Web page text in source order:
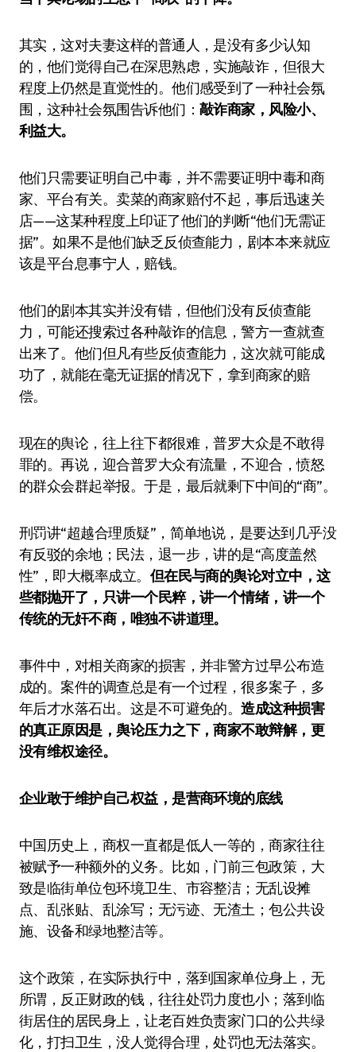
其实，这对夫妻这样的普通人，是没有多少认知
的，他们觉得自己在深思熟虑，实施敲诈，但很大
程度上仍然是直觉性的。他们感受到了一种社会氛
围，这种社会氛围告诉他们： 敲诈商家，风险小、
利益大。
他们只需要证明自己中毒，并不需要证明中毒和商
家、平台有关。卖菜的商家赔付不起，事后迅速关
店——这某种程度上印证了他们的判断“他们无需证
据”。如果不是他们缺乏反侦查能力，剧本本来就应
该是平台息事宁人，赔钱。
他们的剧本其实并没有错，但他们没有反侦查能
力，可能还搜索过各种敲诈的信息，警方一查就查
出来了。他们但凡有些反侦查能力，这次就可能成
功了，就能在毫无证据的情况下，拿到商家的赔
偿。
现在的舆论，往上往下都很难，普罗大众是不敢得
罪的。再说，迎合普罗大众有流量，不迎合，愤怒
的群众会群起举报。于是，最后就剩下中间的“商”。
刑罚讲“超越合理质疑”，简单地说，是要达到几乎没
有反驳的余地；民法，退一步，讲的是“高度盖然
性”，即大概率成立。 但在民与商的舆论对立中，这
些都抛开了，只讲一个民粹，讲一个情绪，讲一个
传统的无奸不商，唯独不讲道理。
事件中，对相关商家的损害，并非警方过早公布造
成的。案件的调查总是有一个过程，很多案子，多
年后才水落石出。这是不可避免的。造成这种损害
的真正原因是，舆论压力之下，商家不敢辩解，更
没有维权途径。
企业敢于维护自己权益，是营商环境的底线
中国历史上，商权一直都是低人一等的，商家往往
被赋予一种额外的义务。比如，门前三包政策，大
致是临街单位包环境卫生、市容整洁；无乱设摊
点、乱张贴、乱涂写；无污迹、无渣土；包公共设
施、设备和绿地整洁等。
这个政策，在实际执行中，落到国家单位身上，无
所谓，反正财政的钱，往往处罚力度也小；落到临
街居住的居民身上，让老百姓负责家门口的公共绿
化，打扫卫生，没人觉得合理，处罚也无法落实。